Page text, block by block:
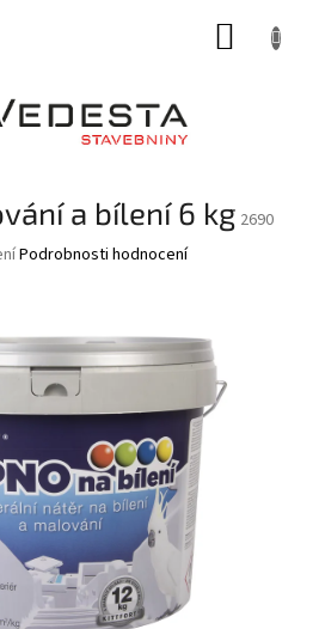
a bílení 6 kg 2690
Podrobnosti hodnocení